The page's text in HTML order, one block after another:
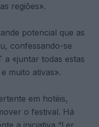
regiões».
potencial que as
confessando-se
a «juntar todas estas
muito ativas».
em hotéis,
o festival. Há
a iniciativa “Ler